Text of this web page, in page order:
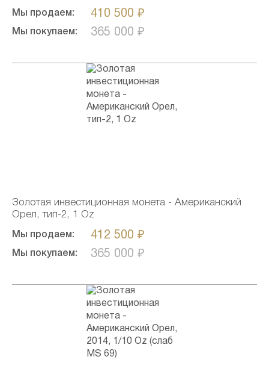
Мы продаем: 410 500 ₽
Мы покупаем: 365 000 ₽
Золотая инвестиционная монета - Американский
Орел, тип-2, 1 Oz
Мы продаем: 412 500 ₽
Мы покупаем: 365 000 ₽